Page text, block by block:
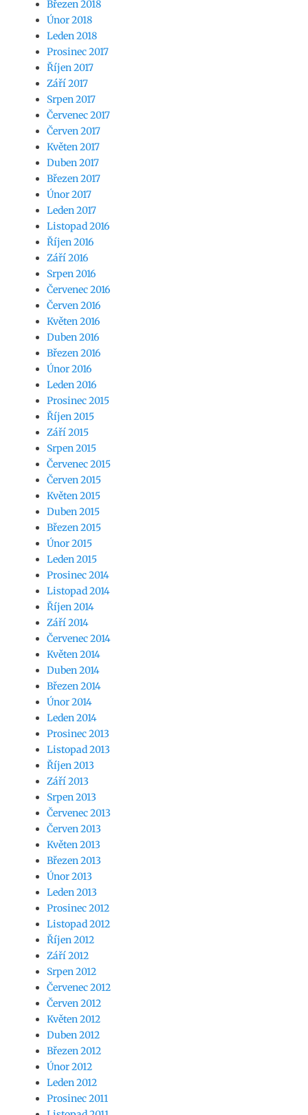
Březen 2018
Únor 2018
Leden 2018
Prosinec 2017
Říjen 2017
Září 2017
Srpen 2017
Červenec 2017
Červen 2017
Květen 2017
Duben 2017
Březen 2017
Únor 2017
Leden 2017
Listopad 2016
Říjen 2016
Září 2016
Srpen 2016
Červenec 2016
Červen 2016
Květen 2016
Duben 2016
Březen 2016
Únor 2016
Leden 2016
Prosinec 2015
Říjen 2015
Září 2015
Srpen 2015
Červenec 2015
Červen 2015
Květen 2015
Duben 2015
Březen 2015
Únor 2015
Leden 2015
Prosinec 2014
Listopad 2014
Říjen 2014
Září 2014
Červenec 2014
Květen 2014
Duben 2014
Březen 2014
Únor 2014
Leden 2014
Prosinec 2013
Listopad 2013
Říjen 2013
Září 2013
Srpen 2013
Červenec 2013
Červen 2013
Květen 2013
Březen 2013
Únor 2013
Leden 2013
Prosinec 2012
Listopad 2012
Říjen 2012
Září 2012
Srpen 2012
Červenec 2012
Červen 2012
Květen 2012
Duben 2012
Březen 2012
Únor 2012
Leden 2012
Prosinec 2011